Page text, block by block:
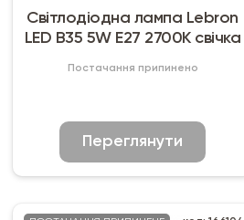
Світлодіодна лампа Lebron
LED B35 5W E27 2700K свічка
Постачання припинено
Переглянути